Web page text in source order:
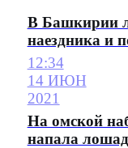
В Башкирии
наездника и
12:34
14 ИЮН
2021
На омской
напала